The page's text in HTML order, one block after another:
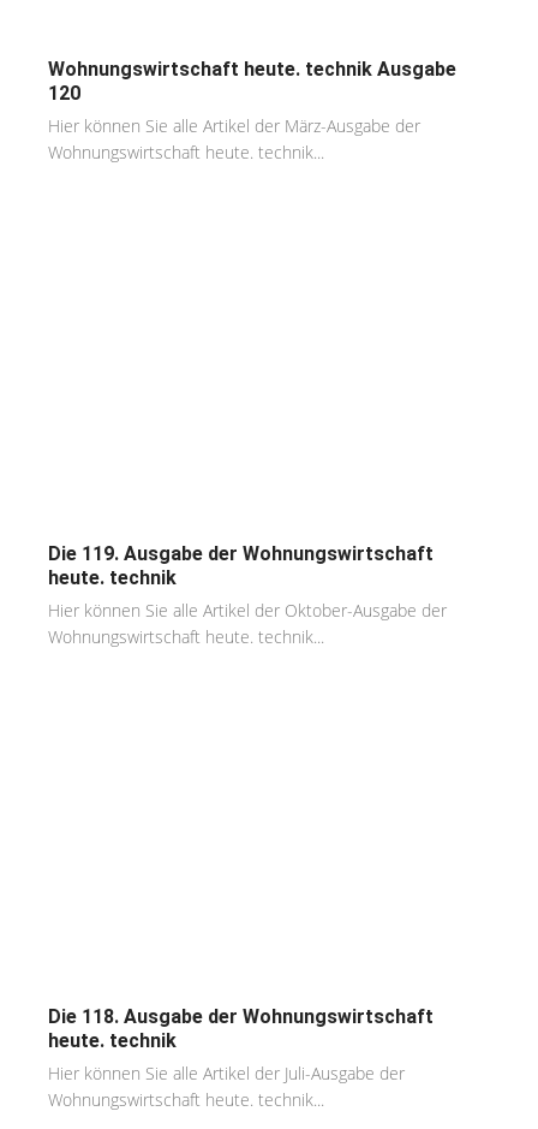
Wohnungswirtschaft heute. technik Ausgabe
120
Hier können Sie alle Artikel der März-Ausgabe der
Wohnungswirtschaft heute. technik...
Die 119. Ausgabe der Wohnungswirtschaft
heute. technik
Hier können Sie alle Artikel der Oktober-Ausgabe der
Wohnungswirtschaft heute. technik...
Die 118. Ausgabe der Wohnungswirtschaft
heute. technik
Hier können Sie alle Artikel der Juli-Ausgabe der
Wohnungswirtschaft heute. technik...